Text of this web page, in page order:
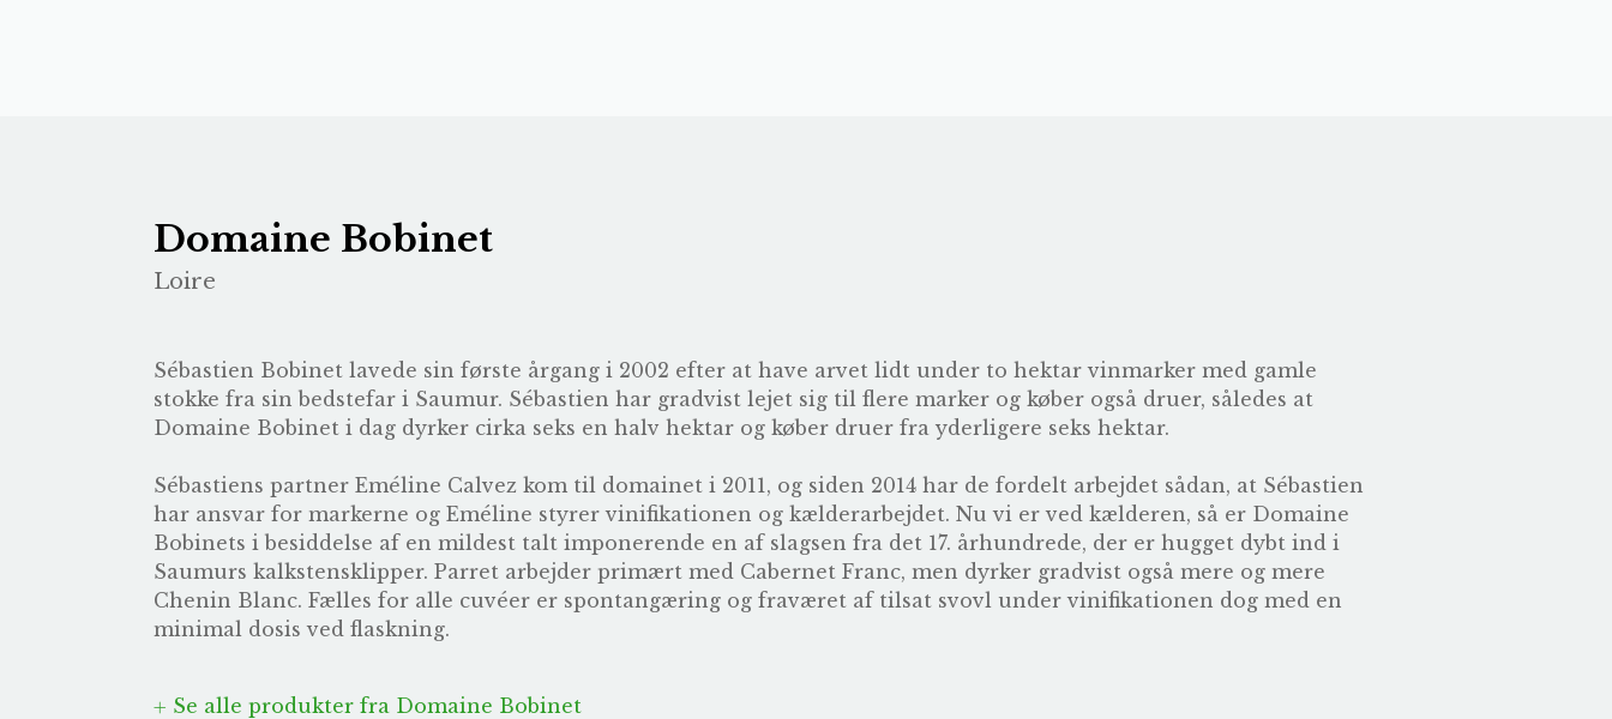
Domaine Bobinet
Loire
Sébastien Bobinet lavede sin første årgang i 2002 efter at have arvet lidt under to hektar vinmarker med gamle
stokke fra sin bedstefar i Saumur. Sébastien har gradvist lejet sig til flere marker og køber også druer, således at
Domaine Bobinet i dag dyrker cirka seks en halv hektar og køber druer fra yderligere seks hektar.
Sébastiens partner Eméline Calvez kom til domainet i 2011, og siden 2014 har de fordelt arbejdet sådan, at Sébastien
har ansvar for markerne og Eméline styrer vinifikationen og kælderarbejdet. Nu vi er ved kælderen, så er Domaine
Bobinets i besiddelse af en mildest talt imponerende en af slagsen fra det 17. århundrede, der er hugget dybt ind i
Saumurs kalkstensklipper. Parret arbejder primært med Cabernet Franc, men dyrker gradvist også mere og mere
Chenin Blanc. Fælles for alle cuvéer er spontangæring og fraværet af tilsat svovl under vinifikationen dog med en
minimal dosis ved flaskning.
Se alle produkter fra Domaine Bobinet